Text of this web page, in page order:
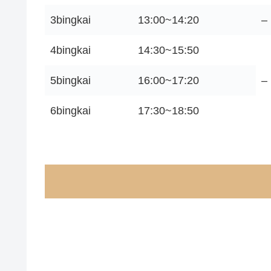
3bingkai 13:00~14:20 –
4bingkai 14:30~15:50
–
5bingkai 16:00~17:20
6bingkai 17:30~18:50